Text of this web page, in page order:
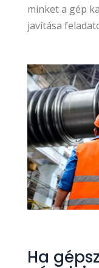
minket a gép
javítása
Ha